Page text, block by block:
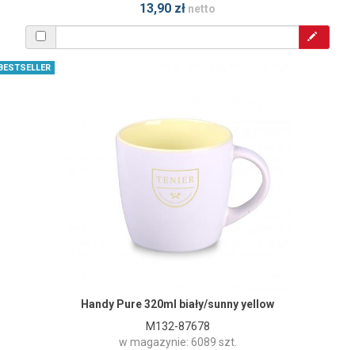
13,90 zł netto
Handy Pure 320ml biały/sunny yellow
M132-87678
w magazynie: 6089 szt.